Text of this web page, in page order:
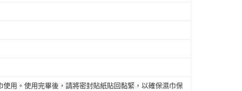
用。使用完畢後，請將密封貼紙貼回黏緊，以確保濕巾保